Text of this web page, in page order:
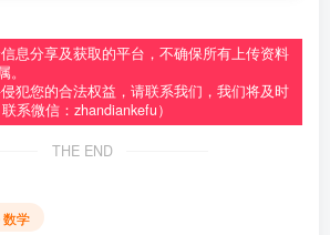
息分享及获取的平台，不确保所有上传资料
犯您的合法权益，请联系我们，我们将及时
联系微信：zhandiankefu）
THE END
数学